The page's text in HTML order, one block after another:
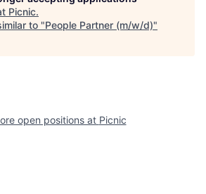
Picnic.
to "People Partner (m/w/d)"
open positions at Picnic